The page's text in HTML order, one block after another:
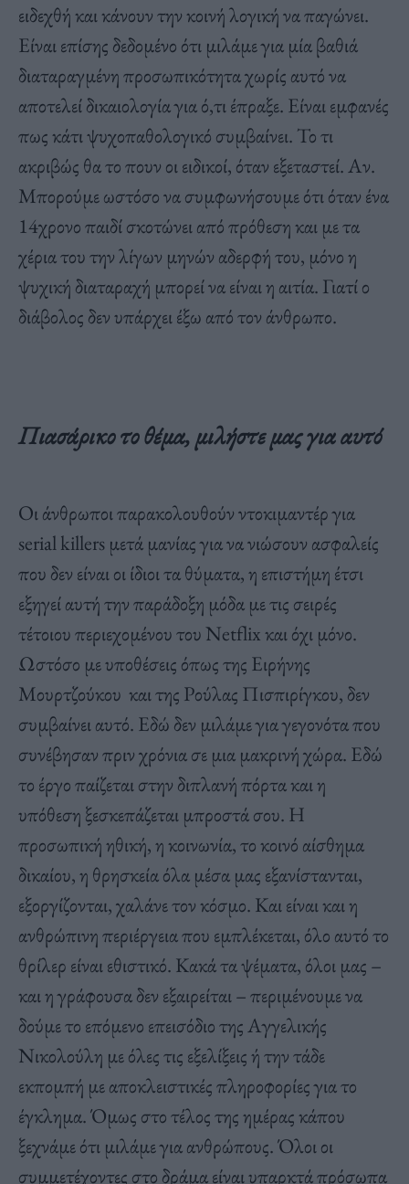
ειδεχθή και κάνουν την κοινή λογική να παγώνει.
Είναι επίσης δεδομένο ότι μιλάμε για μία βαθιά
διαταραγμένη προσωπικότητα χωρίς αυτό να
αποτελεί δικαιολογία για ό,τι έπραξε. Είναι εμφανές
πως κάτι ψυχοπαθολογικό συμβαίνει. Το τι
ακριβώς θα το πουν οι ειδικοί, όταν εξεταστεί. Αν.
Μπορούμε ωστόσο να συμφωνήσουμε ότι όταν ένα
14χρονο παιδί σκοτώνει από πρόθεση και με τα
χέρια του την λίγων μηνών αδερφή του, μόνο η
ψυχική διαταραχή μπορεί να είναι η αιτία. Γιατί ο
διάβολος δεν υπάρχει έξω από τον άνθρωπο.
Πιασάρικο το θέμα, μιλήστε μας για αυτό
Οι άνθρωποι παρακολουθούν ντοκιμαντέρ για
serial killers μετά μανίας για να νιώσουν ασφαλείς
που δεν είναι οι ίδιοι τα θύματα, η επιστήμη έτσι
εξηγεί αυτή την παράδοξη μόδα με τις σειρές
τέτοιου περιεχομένου του Netflix και όχι μόνο.
Ωστόσο με υποθέσεις όπως της Ειρήνης
Μουρτζούκου και της Ρούλας Πισπιρίγκου, δεν
συμβαίνει αυτό. Εδώ δεν μιλάμε για γεγονότα που
συνέβησαν πριν χρόνια σε μια μακρινή χώρα. Εδώ
το έργο παίζεται στην διπλανή πόρτα και η
υπόθεση ξεσκεπάζεται μπροστά σου. Η
προσωπική ηθική, η κοινωνία, το κοινό αίσθημα
δικαίου, η θρησκεία όλα μέσα μας εξανίστανται,
εξοργίζονται, χαλάνε τον κόσμο. Και είναι και η
ανθρώπινη περιέργεια που εμπλέκεται, όλο αυτό το
θρίλερ είναι εθιστικό. Κακά τα ψέματα, όλοι μας –
και η γράφουσα δεν εξαιρείται – περιμένουμε να
δούμε το επόμενο επεισόδιο της Αγγελικής
Νικολούλη με όλες τις εξελίξεις ή την τάδε
εκπομπή με αποκλειστικές πληροφορίες για το
έγκλημα. Όμως στο τέλος της ημέρας κάπου
ξεχνάμε ότι μιλάμε για ανθρώπους. Όλοι οι
συμμετέχοντες στο δράμα είναι υπαρκτά πρόσωπα